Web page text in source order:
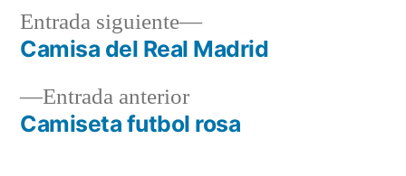
Navegación
deEntrada anteriorEntrada
anterior:
Camiseta futbol rosa
Entrada siguiente
Entrada
siguiente:
Camisa del Real Madrid